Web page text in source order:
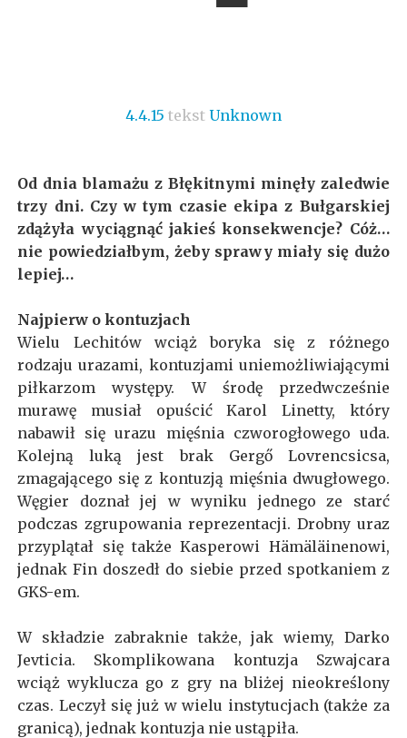
4.4.15 tekst Unknown
Od dnia blamażu z Błękitnymi minęły zaledwie
trzy dni. Czy w tym czasie ekipa z Bułgarskiej
zdążyła wyciągnąć jakieś konsekwencje? Cóż…
nie powiedziałbym, żeby sprawy miały się dużo
lepiej…
Najpierw o kontuzjach
Wielu Lechitów wciąż boryka się z różnego
rodzaju urazami, kontuzjami uniemożliwiającymi
piłkarzom występy. W środę przedwcześnie
murawę musiał opuścić Karol Linetty, który
nabawił się urazu mięśnia czworogłowego uda.
Kolejną luką jest brak Gergő Lovrencsicsa,
zmagającego się z kontuzją mięśnia dwugłowego.
Węgier doznał jej w wyniku jednego ze starć
podczas zgrupowania reprezentacji. Drobny uraz
przyplątał się także Kasperowi Hämäläinenowi,
jednak Fin doszedł do siebie przed spotkaniem z
GKS-em.
W składzie zabraknie także, jak wiemy, Darko
Jevticia. Skomplikowana kontuzja Szwajcara
wciąż wyklucza go z gry na bliżej nieokreślony
czas. Leczył się już w wielu instytucjach (także za
granicą), jednak kontuzja nie ustąpiła.